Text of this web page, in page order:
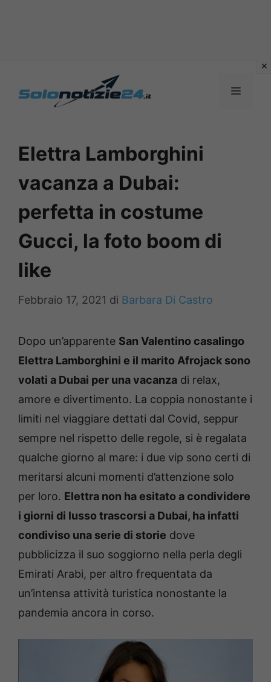
MENU
Elettra Lamborghini
vacanza a Dubai:
perfetta in costume
Gucci, la foto boom di
like
Febbraio 17, 2021 di Barbara Di Castro
Dopo un’apparente San Valentino casalingo
Elettra Lamborghini e il marito Afrojack sono
volati a Dubai per una vacanza di relax,
amore e divertimento. La coppia nonostante i
limiti nel viaggiare dettati dal Covid, seppur
sempre nel rispetto delle regole, si è regalata
qualche giorno al mare: i due vip sono certi di
meritarsi alcuni momenti d’attenzione solo
per loro. Elettra non ha esitato a condividere
i giorni di lusso trascorsi a Dubai, ha infatti
condiviso una serie di storie dove
pubblicizza il suo soggiorno nella perla degli
Emirati Arabi, per altro frequentata da
un’intensa attività turistica nonostante la
pandemia ancora in corso.